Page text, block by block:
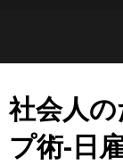
社会人
プ術-日